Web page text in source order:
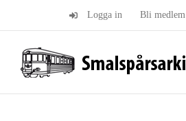
Logga in Bli medlem